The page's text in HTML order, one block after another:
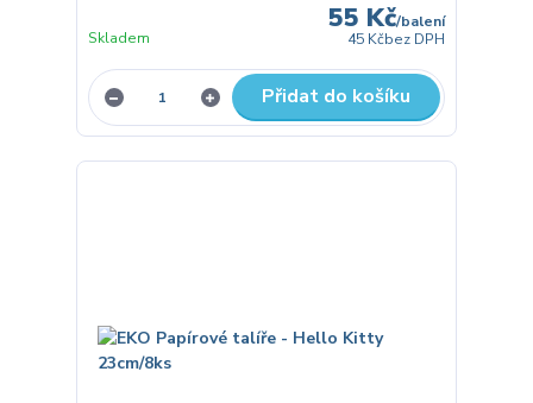
55 Kč/balení
45 Kčbez DPH
Skladem
Přidat do košíku